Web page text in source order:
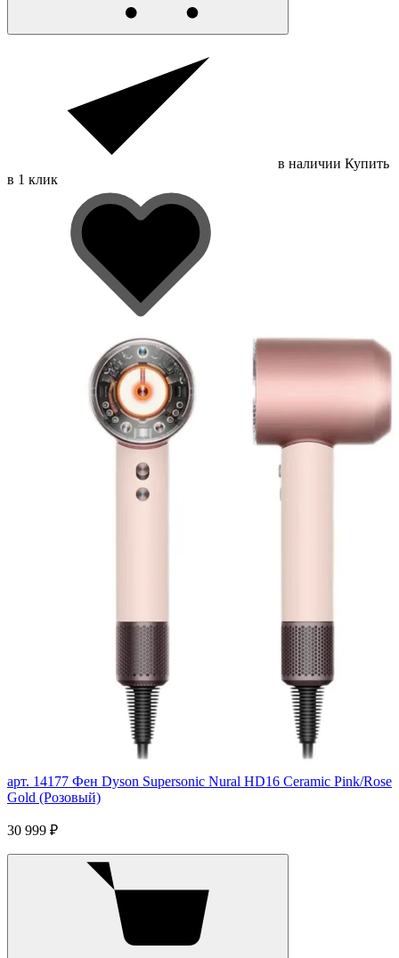
в наличии Купить
в 1 клик
арт. 14177 Фен Dyson Supersonic Nural HD16 Ceramic Pink/Rose
Gold (Розовый)
30 999 ₽